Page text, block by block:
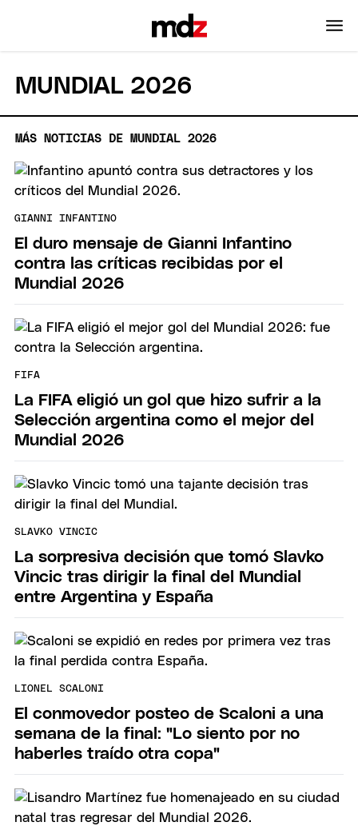
MUNDIAL 2026
MÁS NOTICIAS DE MUNDIAL 2026
GIANNI INFANTINO
El duro mensaje de Gianni Infantino
contra las críticas recibidas por el
Mundial 2026
FIFA
La FIFA eligió un gol que hizo sufrir a la
Selección argentina como el mejor del
Mundial 2026
SLAVKO VINCIC
La sorpresiva decisión que tomó Slavko
Vincic tras dirigir la final del Mundial
entre Argentina y España
LIONEL SCALONI
El conmovedor posteo de Scaloni a una
semana de la final: "Lo siento por no
haberles traído otra copa"